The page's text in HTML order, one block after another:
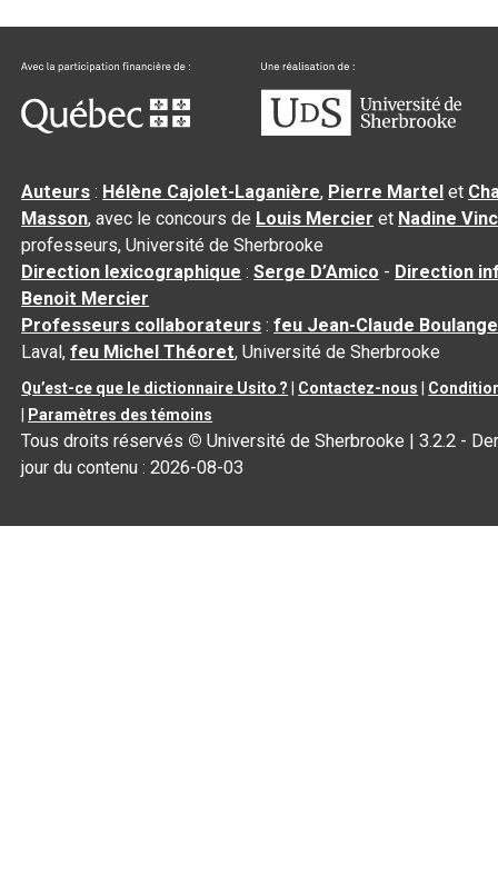
Auteurs : Hélène Cajolet-Laganière, Pierre Martel et
Masson, avec le concours de Louis Mercier et Nadine
professeurs, Université de Sherbrooke
Direction lexicographique :Serge D’Amico - Direction
Benoit Mercier
Professeurs collaborateurs :feu Jean-Claude
Laval,feu Michel Théoret, Université de Sherbrooke
Qu’est-ce que le dictionnaire Usito ? Contactez-nous
Paramètres des témoins
Tous droits réservés © Université de Sherbrooke |3.2.2 -
jour du contenu :2026-08-03